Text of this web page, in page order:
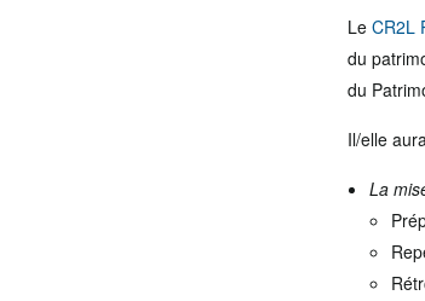
Le CR2L
du
du
Il/elle
La